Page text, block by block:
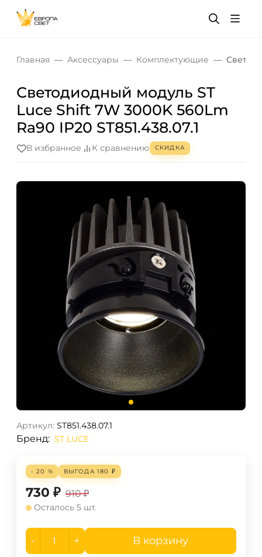
Главная Аксессуары Комплектующие
Светодиодный модуль ST
Luce Shift 7W 3000K 560Lm
Ra90 IP20 ST851.438.07.1
В избранное К сравнению СКИДКА
Артикул: ST851.438.07.1
Бренд: ST LUCE
- 20 % ВЫГОДА 180 ₽
730 ₽ 910 ₽
Осталось 5 шт.
- + В корзину